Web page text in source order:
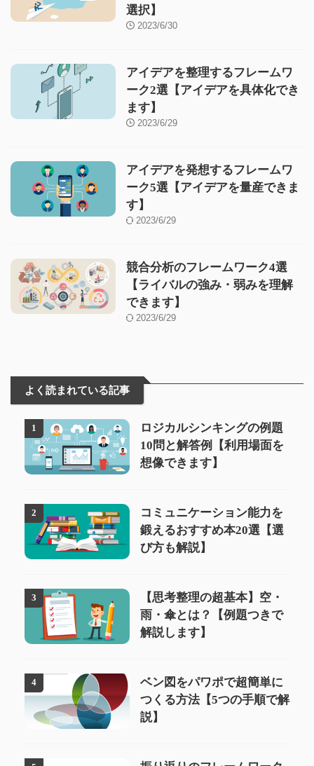
選択】
2023/6/30
アイデアを整理するフレームワ
ーク2選【アイデアを具体化でき
ます】
2023/6/29
アイデアを発想するフレームワ
ーク5選【アイデアを量産できま
す】
2023/6/29
競合分析のフレームワーク4選
【ライバルの強み・弱みを理解
できます】
2023/6/29
よく読まれている記事
1
ロジカルシンキングの例題
10問と解答例【利用場面を
想像できます】
2
コミュニケーション能力を
鍛えるおすすめ本20選【選
び方も解説】
3
【思考整理の超基本】空・
雨・傘とは？【例題つきで
解説します】
4
ベン図をパワポで超簡単に
つくる方法【5つの手順で解
説】